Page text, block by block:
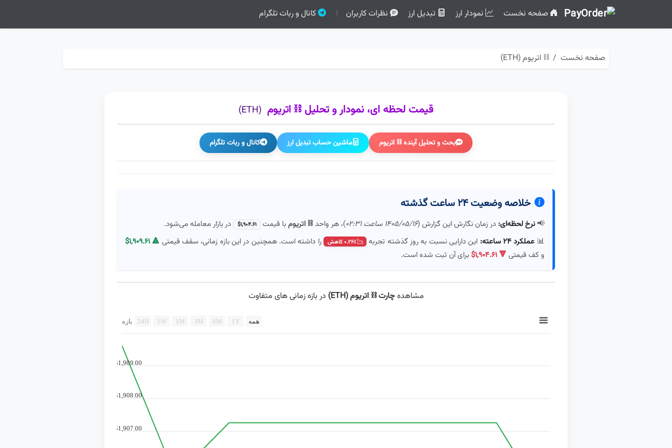
صفحه نخست نمودار ارز تبدیل ارز نظرات کاربران | کانال و ربات تلگرام
صفحه نخست ⛓️ اتریوم (ETH)
قیمت لحظه ای، نمودار و تحلیل ⛓️ اتریوم (ETH)
بحث و تحلیل آینده ⛓️ اتریوم ماشین حساب تبدیل ارز کانال و ربات تلگرام
خلاصه وضعیت ۲۴ ساعت گذشته
📢نرخ لحظه‌ای: در زمان نگارش این گزارش (۱۴۰۵/۰۵/۱۶ ساعت ۰۲:۳۱ )، هر واحد⛓️ اتریومبا قیمت $۱,۹۰۴.۶۱ در بازار معامله می‌شود.
📊 عملکرد ۲۴ ساعته: این دارایی نسبت به روز گذشته تجربه ۰.۲۶٪ کاهش را داشته است. همچنین در این بازه زمانی، سقف قیمتی $۱,۹۰۹.۶۱ 🔺
و کف قیمتی $۱,۹۰۴.۶۱ 🔻برای آن ثبت شده است.
مشاهدهچارت ⛓️ اتریوم (ETH)
در بازه زمانی های متفاوت
بازه 24H 1W 1M 3M 6M 1Y همه
$1,907.00
$1,908.00
$1,909.00